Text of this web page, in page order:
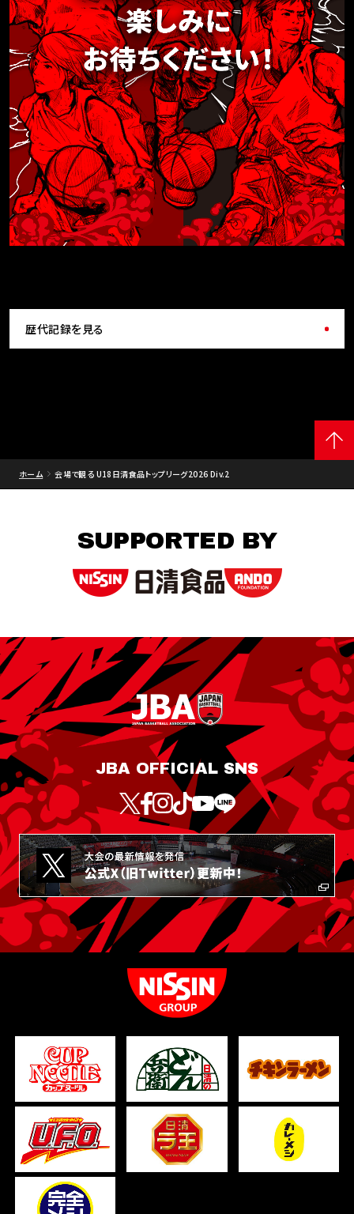
歴代記録を見る
ホーム 会場で観る U18日清食品トップリーグ2026 Div.2
SUPPORTED BY
JBA OFFICIAL SNS